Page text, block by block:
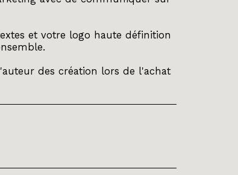
et votre logo haute définition
des création lors de l'achat